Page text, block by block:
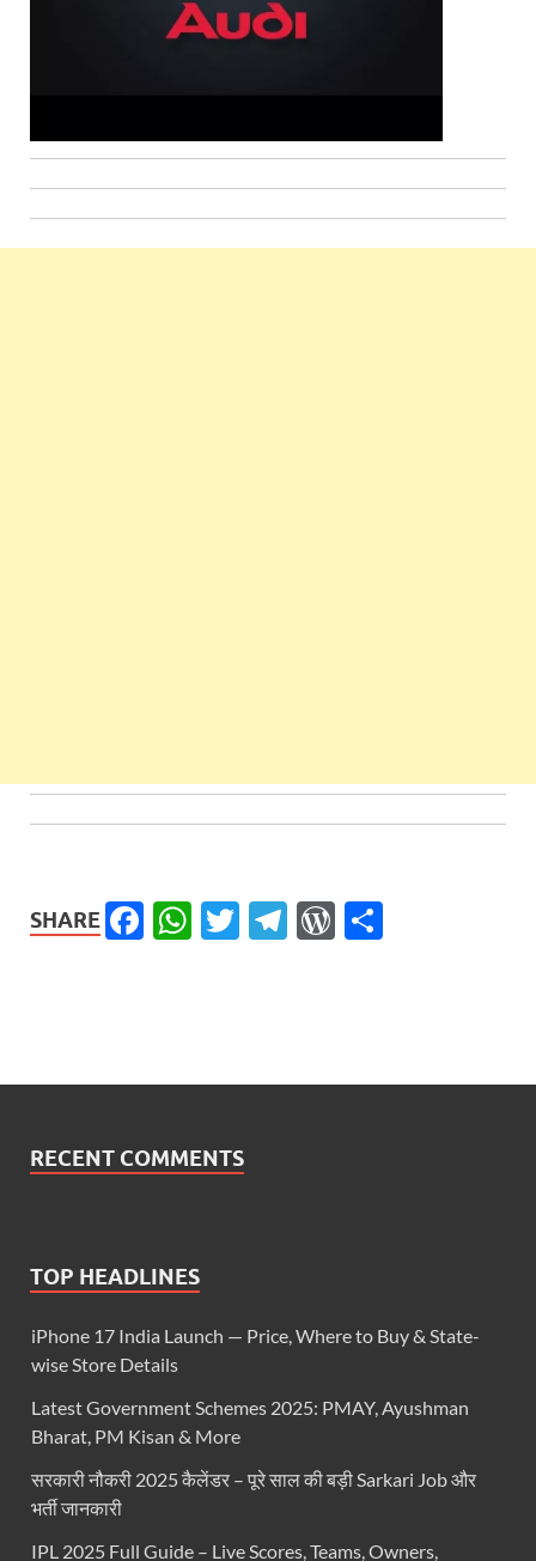
SHARE Facebook
WhatsApp
Twitter
Telegram
WordPress
RECENT COMMENTS
TOP HEADLINES
iPhone 17 India Launch — Price, Where to Buy & State-
wise Store Details
Latest Government Schemes 2025: PMAY, Ayushman
Bharat, PM Kisan & More
सरकारी नौकरी 2025 कैलेंडर – पूरे साल की बड़ी Sarkari Job और
भर्ती जानकारी
IPL 2025 Full Guide – Live Scores, Teams, Owners,